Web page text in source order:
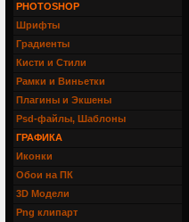
PHOTOSHOP
Шрифты
Градиенты
Кисти и Стили
Рамки и Виньетки
Плагины и Экшены
Psd-файлы, Шаблоны
ГРАФИКА
Иконки
Обои на ПК
3D Модели
Png клипарт